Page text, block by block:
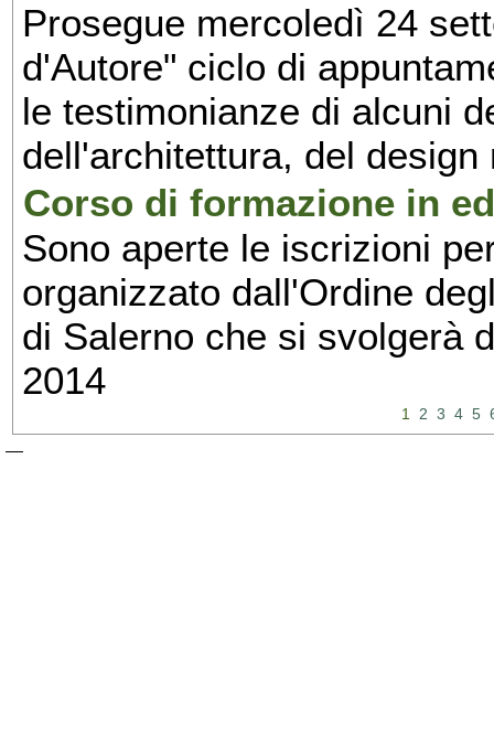
Prosegue mercoledì 24
d'Autore" ciclo di
le testimonianze di alcuni
dell'architettura, del
Corso di formazione in
Sono aperte le iscrizioni
organizzato dall'Ordine
di Salerno che si svolgerà
2014
1 2 3 4 5